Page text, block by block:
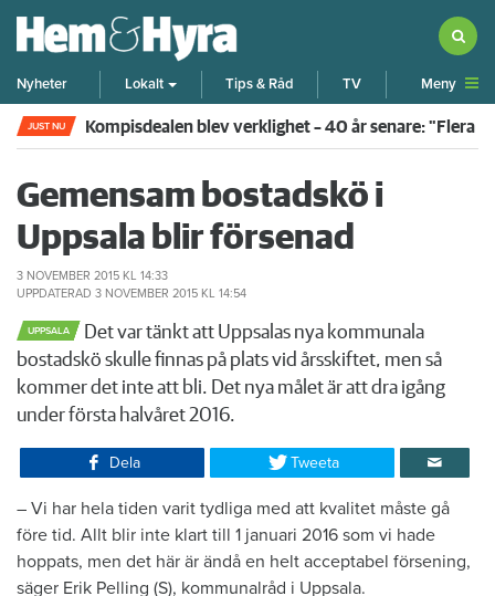
Nyheter Lokalt Tips & Råd TV Meny
JUST NU Kompisdealen blev verklighet – 40 år senare: "Flera
Gemensam bostadskö i
Uppsala blir försenad
3 NOVEMBER 2015 KL 14:33
UPPDATERAD 3 NOVEMBER 2015 KL 14:54
UPPSALA
Det var tänkt att Uppsalas nya kommunala
bostadskö skulle finnas på plats vid årsskiftet, men så
kommer det inte att bli. Det nya målet är att dra igång
under första halvåret 2016.
Dela Tweeta
– Vi har hela tiden varit tydliga med att kvalitet måste gå
före tid. Allt blir inte klart till 1 januari 2016 som vi hade
hoppats, men det här är ändå en helt acceptabel försening,
säger Erik Pelling (S), kommunalråd i Uppsala.